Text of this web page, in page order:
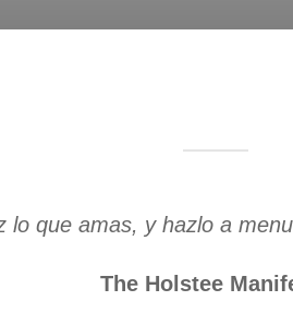
lo que amas, y hazlo a
The Holstee